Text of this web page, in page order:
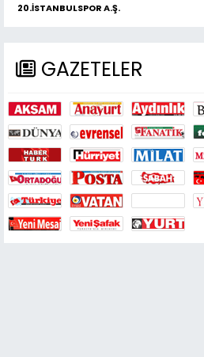
20.İSTANBULSPOR A.Ş.
GAZETELER